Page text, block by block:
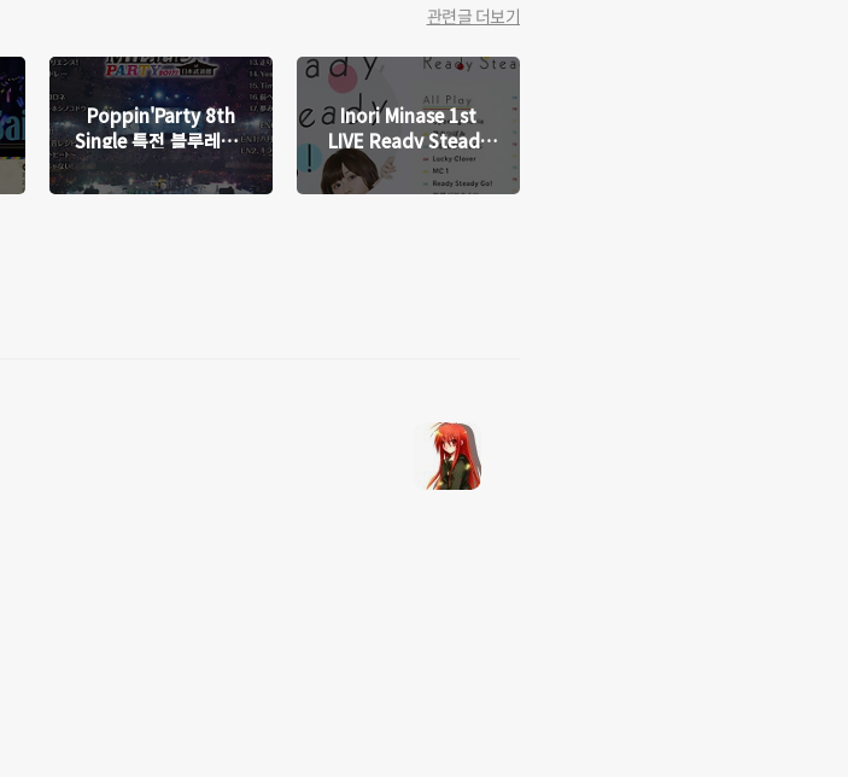
관련글 더보기
Poppin'Party 8th
Single 특전 블루레이 -
Miracle PARTY 2017!
at 일본무도관 감상
Inori Minase 1st
LIVE Ready Steady
Go! 블루레이 감상